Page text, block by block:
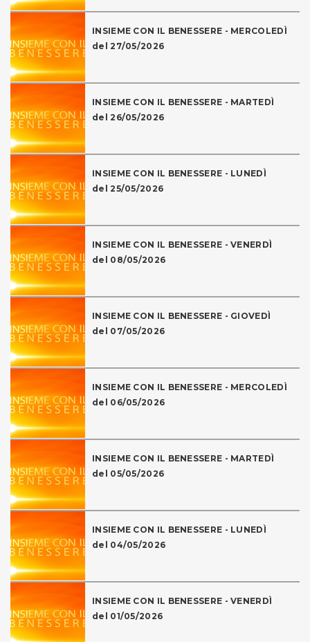
INSIEME CON IL BENESSERE - MERCOLEDÌ
del 27/05/2026
INSIEME CON IL BENESSERE - MARTEDÌ
del 26/05/2026
INSIEME CON IL BENESSERE - LUNEDÌ
del 25/05/2026
INSIEME CON IL BENESSERE - VENERDÌ
del 08/05/2026
INSIEME CON IL BENESSERE - GIOVEDÌ
del 07/05/2026
INSIEME CON IL BENESSERE - MERCOLEDÌ
del 06/05/2026
INSIEME CON IL BENESSERE - MARTEDÌ
del 05/05/2026
INSIEME CON IL BENESSERE - LUNEDÌ
del 04/05/2026
INSIEME CON IL BENESSERE - VENERDÌ
del 01/05/2026